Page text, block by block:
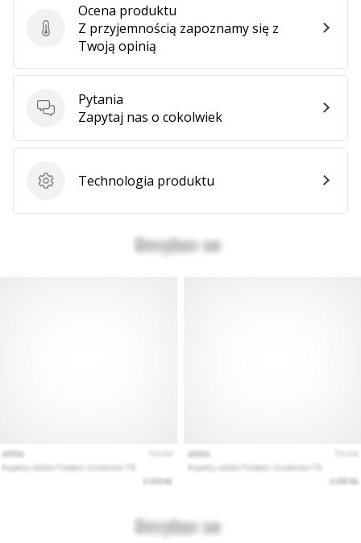
Ocena produktu
Ocena produktu
Z przyjemnością zapoznamy się z
Twoją opinią
Pytania
Pytania
Zapytaj nas o cokolwiek
Technologia produktu
Technologia produktu